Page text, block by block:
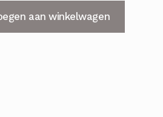
aan winkelwagen